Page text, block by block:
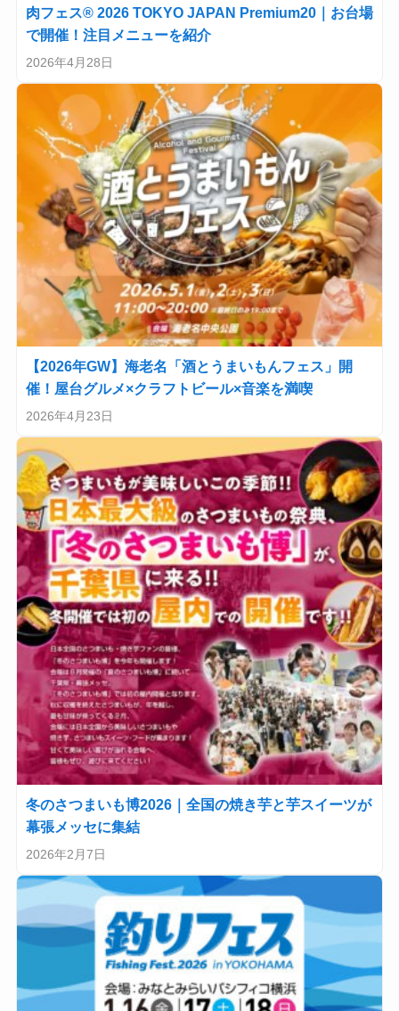
肉フェス® 2026 TOKYO JAPAN Premium20｜お台場
で開催！注目メニューを紹介
2026年4月28日
【2026年GW】海老名「酒とうまいもんフェス」開
催！屋台グルメ×クラフトビール×音楽を満喫
2026年4月23日
冬のさつまいも博2026｜全国の焼き芋と芋スイーツが
幕張メッセに集結
2026年2月7日